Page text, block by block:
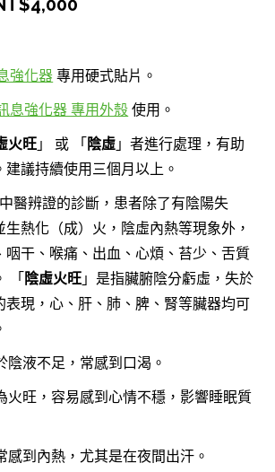
4,000
圍：
NT$2,500
到
NT$4,000
強化器專用硬式貼片。
息強化器 專用外殼使用。
火旺」 或 「陰虛」者進行處理，有助
建議持續使用三個月以上。
醫辨證的診斷，患者除了有陰陽失
熱化（成）火，陰虛內熱等現象外，
咽干、喉痛、出血、心煩、苔少、舌質
「陰虛火旺」是指臟腑陰分虧虛，失於
表現，心、肝、肺、脾、腎等臟器均可
陰液不足，常感到口渴。
火旺，容易感到心情不穩，影響睡眠質
感到內熱，尤其是在夜間出汗。